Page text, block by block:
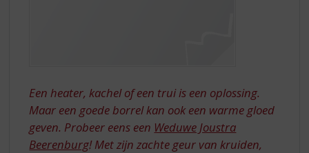
Een heater, kachel of een trui is een oplossing.
Maar een goede borrel kan ook een warme gloed
geven. Probeer eens een Weduwe Joustra
Beerenburg! Met zijn zachte geur van kruiden,